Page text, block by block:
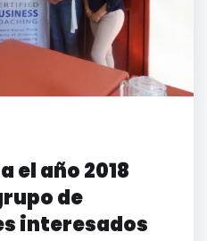
el año 2018
de
interesados